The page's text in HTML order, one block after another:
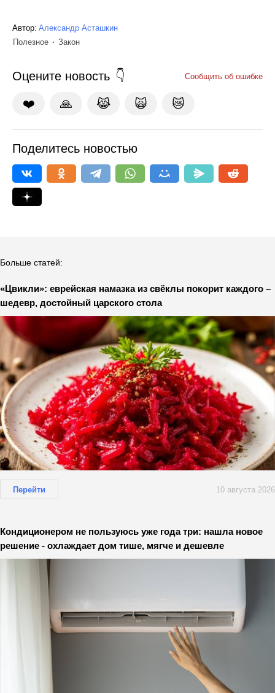
Автор: Александр Асташкин
Полезное
Закон
Оцените новость Сообщить об ошибке
❤️ 🙏 😹 🙀 😿
Поделитесь новостью
Больше статей:
«Цвикли»: еврейская намазка из свёклы покорит каждого –
шедевр, достойный царского стола
Перейти 10 августа 2026
Кондиционером не пользуюсь уже года три: нашла новое
решение - охлаждает дом тише, мягче и дешевле